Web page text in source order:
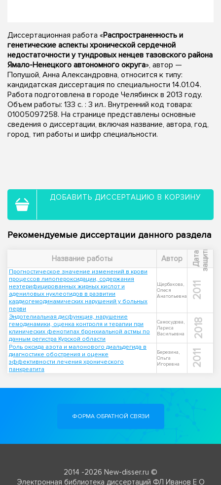
Диссертационная работа «Распространенность и
генетические аспекты хронической сердечной
недостаточности у тундровых ненцев тазовского района
Ямало-Ненецкого автономного округа», автор —
Попушой, Анна Александровна, относится к типу:
кандидатская диссертация по специальности 14.01.04.
Работа подготовлена в городе Челябинск в 2013 году.
Объем работы: 133 с. : 3 ил.. Внутренний код товара:
01005097258. На странице представлены основные
сведения о диссертации, включая название, автора, год,
город, тип работы и шифр специальности.
ДОБАВИТЬ ДИССЕРТАЦИЮ В КОРЗИНУ
Рекомендуемые диссертации данного раздела
Название работы Автор Д
а
т
а
з
а
щ
и
т ы
Прогностическое значение изменений в крови
процессов липопероксидации, содержания
неэтерифицированных жирных кислот и
адениловых нуклеотидов в развитии
кардиогемодинамических нарушений у больных
перви
Щербакова,
Олеся
Анатольевна
2011
Эндотелиальная дисфункция, нарушение
гемодинамики, оценка контроля и терапии при
клинических фенотипах бронхиальной астмы по
данным регистра Курской области
Самосудова,
Лариса
Васильевна
2018
Роль оксида азота и малонового диальдегида в
диагностике обострения и оценке
эффективности лечения хронического
панкреатита
Березина,
Ольга
Игоревна
2011
ФОРМА ОБРАТНОЙ СВЯЗИ
2014 -2026 New-disser.ru ©
Электронная библиотека диссертаций ФЛ Иванов Е О